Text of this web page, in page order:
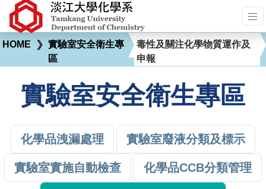
HOME ❯ 實驗室安全衛生專
區
毒性及關注化學物質運作及
申報
實驗室安全衛生專區
化學品洩漏處理 實驗室廢液分類及標示
實驗室實施自動檢查 化學品CCB分類管理